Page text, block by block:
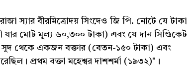
স্যার বীরমিত্রোদয় সিংদেও জি পি. নোটে যে টাকা
যার মোট মূল্য ৬০,৩০০ টাকা) এবং যে দান সিণ্ডিকেট
সুদ থেকে একজন বক্তার (বেতন-১৫০ টাকা) এবং
প্রথম বক্তা মহেশ্বর দাশশর্মা (১৯৩২)"।